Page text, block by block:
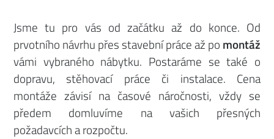
Jsme tu pro vás od začátku až do konce. Od
prvotního návrhu přes stavební práce až po montáž
vámi vybraného nábytku. Postaráme se také o
dopravu, stěhovací práce či instalace. Cena
montáže závisí na časové náročnosti, vždy se
předem domluvíme na vašich přesných
požadavcích a rozpočtu.